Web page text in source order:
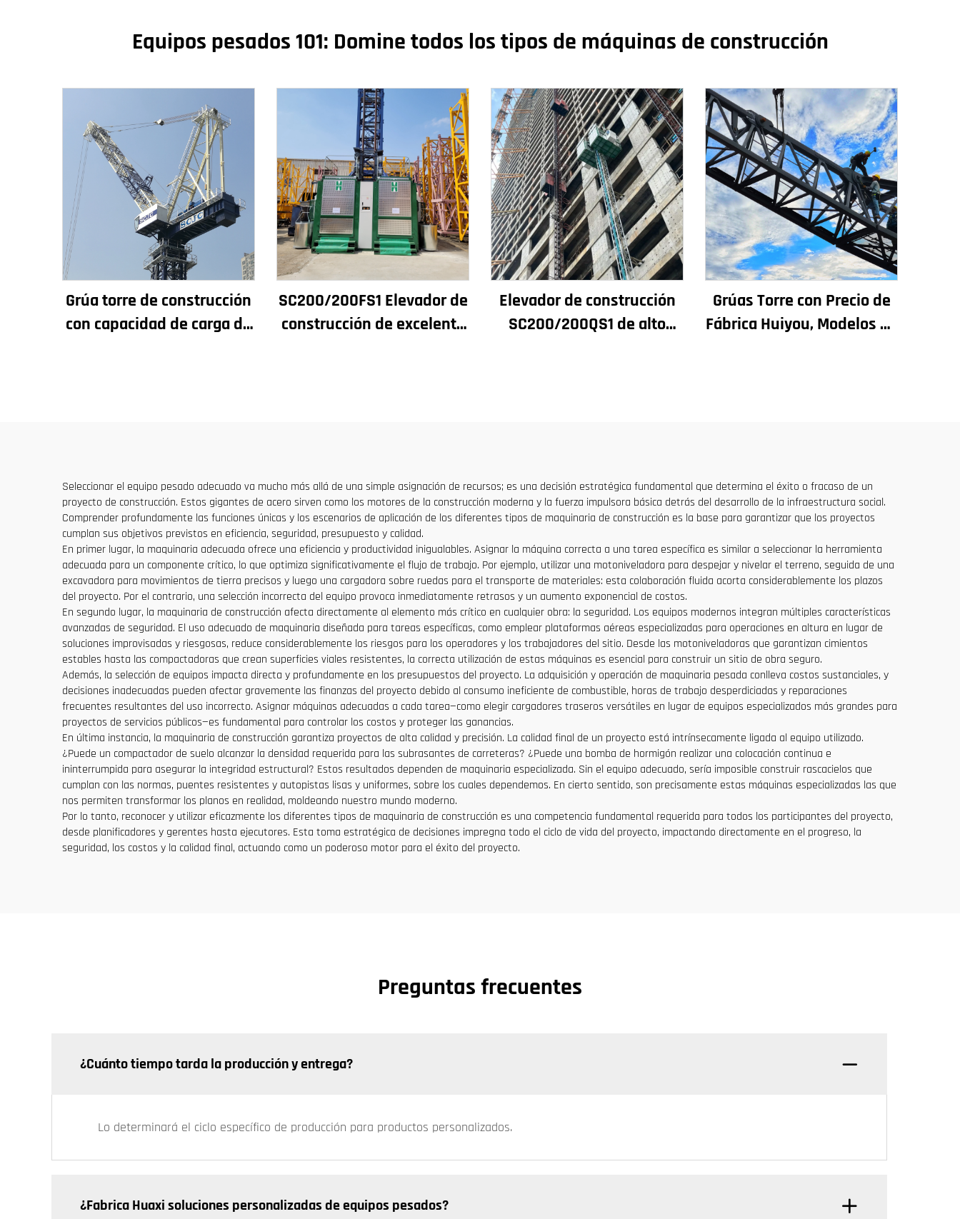
Equipos pesados 101: Domine todos los tipos de máquinas de construcción
Grúa torre de construcción
con capacidad de carga de
SC200/200FS1 Elevador de
construcción de excelente
Elevador de construcción
SC200/200QS1 de alto
Grúas Torre con Precio de
Fábrica Huiyou, Modelos de
Seleccionar el equipo pesado adecuado va mucho más allá de una simple asignación de recursos; es una decisión estratégica fundamental que determina el éxito o fracaso de un
proyecto de construcción. Estos gigantes de acero sirven como los motores de la construcción moderna y la fuerza impulsora básica detrás del desarrollo de la infraestructura social.
Comprender profundamente las funciones únicas y los escenarios de aplicación de los diferentes tipos de maquinaria de construcción es la base para garantizar que los proyectos
cumplan sus objetivos previstos en eficiencia, seguridad, presupuesto y calidad.
En primer lugar, la maquinaria adecuada ofrece una eficiencia y productividad inigualables. Asignar la máquina correcta a una tarea específica es similar a seleccionar la herramienta
adecuada para un componente crítico, lo que optimiza significativamente el flujo de trabajo. Por ejemplo, utilizar una motoniveladora para despejar y nivelar el terreno, seguida de una
excavadora para movimientos de tierra precisos y luego una cargadora sobre ruedas para el transporte de materiales: esta colaboración fluida acorta considerablemente los plazos
del proyecto. Por el contrario, una selección incorrecta del equipo provoca inmediatamente retrasos y un aumento exponencial de costos.
En segundo lugar, la maquinaria de construcción afecta directamente al elemento más crítico en cualquier obra: la seguridad. Los equipos modernos integran múltiples características
avanzadas de seguridad. El uso adecuado de maquinaria diseñada para tareas específicas, como emplear plataformas aéreas especializadas para operaciones en altura en lugar de
soluciones improvisadas y riesgosas, reduce considerablemente los riesgos para los operadores y los trabajadores del sitio. Desde las motoniveladoras que garantizan cimientos
estables hasta las compactadoras que crean superficies viales resistentes, la correcta utilización de estas máquinas es esencial para construir un sitio de obra seguro.
Además, la selección de equipos impacta directa y profundamente en los presupuestos del proyecto. La adquisición y operación de maquinaria pesada conlleva costos sustanciales, y
decisiones inadecuadas pueden afectar gravemente las finanzas del proyecto debido al consumo ineficiente de combustible, horas de trabajo desperdiciadas y reparaciones
frecuentes resultantes del uso incorrecto. Asignar máquinas adecuadas a cada tarea—como elegir cargadores traseros versátiles en lugar de equipos especializados más grandes para
proyectos de servicios públicos—es fundamental para controlar los costos y proteger las ganancias.
En última instancia, la maquinaria de construcción garantiza proyectos de alta calidad y precisión. La calidad final de un proyecto está intrínsecamente ligada al equipo utilizado.
¿Puede un compactador de suelo alcanzar la densidad requerida para las subrasantes de carreteras? ¿Puede una bomba de hormigón realizar una colocación continua e
ininterrumpida para asegurar la integridad estructural? Estos resultados dependen de maquinaria especializada. Sin el equipo adecuado, sería imposible construir rascacielos que
cumplan con las normas, puentes resistentes y autopistas lisas y uniformes, sobre los cuales dependemos. En cierto sentido, son precisamente estas máquinas especializadas las que
nos permiten transformar los planos en realidad, moldeando nuestro mundo moderno.
Por lo tanto, reconocer y utilizar eficazmente los diferentes tipos de maquinaria de construcción es una competencia fundamental requerida para todos los participantes del proyecto,
desde planificadores y gerentes hasta ejecutores. Esta toma estratégica de decisiones impregna todo el ciclo de vida del proyecto, impactando directamente en el progreso, la
seguridad, los costos y la calidad final, actuando como un poderoso motor para el éxito del proyecto.
Preguntas frecuentes
¿Cuánto tiempo tarda la producción y entrega?
Lo determinará el ciclo específico de producción para productos personalizados.
¿Fabrica Huaxi soluciones personalizadas de equipos pesados?